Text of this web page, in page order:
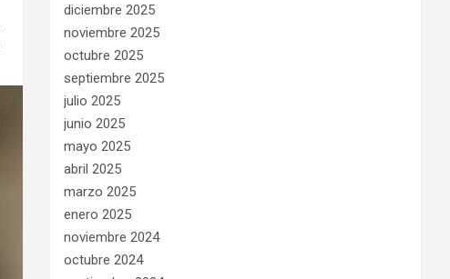
diciembre 2025
noviembre 2025
octubre 2025
septiembre 2025
julio 2025
junio 2025
mayo 2025
abril 2025
marzo 2025
enero 2025
noviembre 2024
octubre 2024